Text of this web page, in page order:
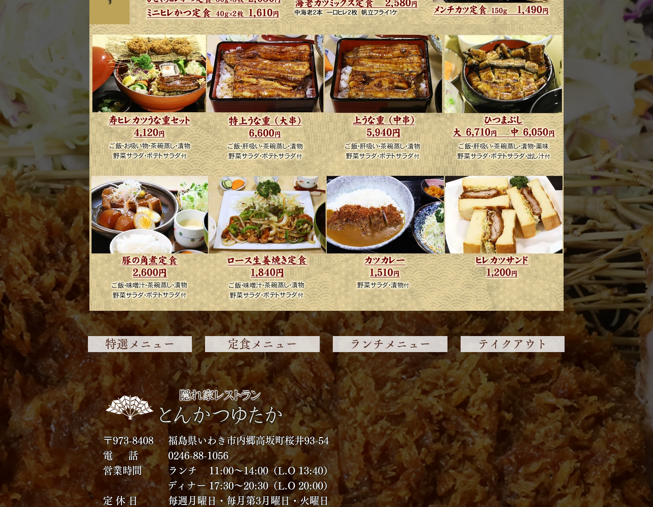
特選メニュー 定食メニュー ランチメニュー テイクアウト
〒973-8408 福島県いわき市内郷高坂町桜井93-54
電 話 0246-88-1056
​営業時間 ランチ 11:00～14:00（L.O 13:40）
ディナー 17:30～20:30（L.O 20:00）
定 休 日 毎週月曜日・毎月第3月曜日・火曜日